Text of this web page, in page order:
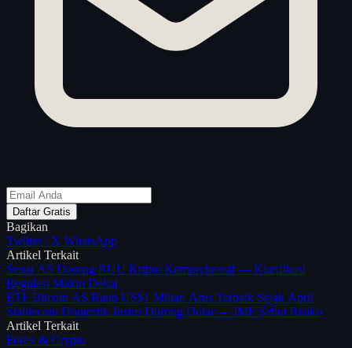
Daftar Gratis
Bagikan
Twitter / X WhatsApp
Artikel Terkait
Senat AS Dorong RUU Kripto Komprehensif — Klarifikasi
Regulasi Makin Dekat
ETF Bitcoin AS Raup US$1 Miliar, Arus Terbaik Sejak April
Stablecoin Domestik Justru Dorong Dolar — IMF Sebut Risiko
Artikel Terkait
Forex & Crypto